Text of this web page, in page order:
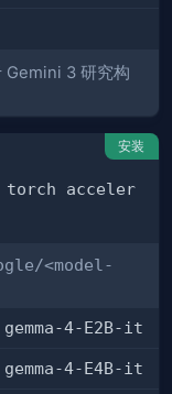
Gemini 3 研究构
安装
torch acceler
<model-
gemma-4-E2B-it
gemma-4-E4B-it